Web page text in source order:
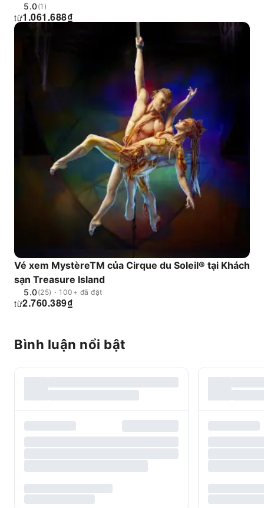
5.0(1)
₫
1.061.688
từ
Vé xem MystèreTM của Cirque du Soleil® tại Khách
sạn Treasure Island
5.0(25)・100+ đã đặt
₫
2.760.389
từ
Bình luận nổi bật